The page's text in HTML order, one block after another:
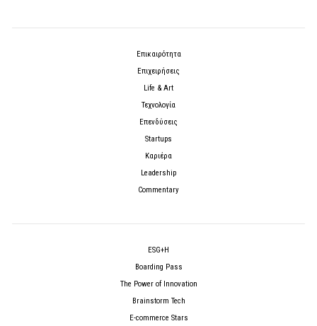
Επικαιρότητα
Επιχειρήσεις
Life & Art
Τεχνολογία
Επενδύσεις
Startups
Καριέρα
Leadership
Commentary
ESG+H
Boarding Pass
The Power of Innovation
Brainstorm Tech
E-commerce Stars